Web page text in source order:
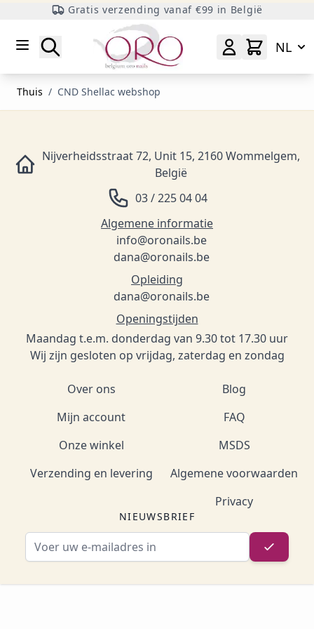
Gratis verzending vanaf €99 in België
Zoeken
NL
Thuis / CND Shellac webshop
Nijverheidsstraat 72, Unit 15, 2160 Wommelgem,
België
03 / 225 04 04
Algemene informatie
info@oronails.be
dana@oronails.be
Opleiding
dana@oronails.be
Openingstijden
Maandag t.e.m. donderdag van 9.30 tot 17.30 uur
Wij zijn gesloten op vrijdag, zaterdag en zondag
Over ons
Mijn account
Onze winkel
Verzending en levering
Blog
FAQ
MSDS
Algemene voorwaarden
Privacy
NIEUWSBRIEF